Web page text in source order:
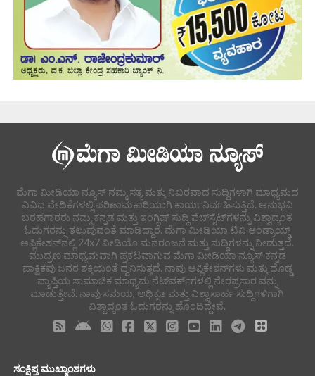
ಮೆಗಾ ಮೀಡಿಯಾ ನ್ಯೂಸ್ ನಮ್ಮ ಸತ್ಯ ಮತ್ತು ನಿಖರವಾದ ಸುದ್ದಿಗಳಾಗಿ ಮಾಧ್ಯಮದ
ವಿವಿಧ ವೇದಿಕೆಗಳಲ್ಲಿ ಪರಿಣಾಮಕಾರಿಯಾಗಿ ಕಾರ್ಯನಿರ್ವಹಿಸುತ್ತಿದೆ. ಅನುಭವಿ
ಬರಹಗಾರರು ನಮ್ಮ ಕನ್ನಡ ಮತ್ತು ಇಂಗ್ಲಿಷ್ ಸುದ್ದಿ ವೆಬ್‌ಸೈಟ್‌ಗಳನ್ನು ವಿಶ್ವಾದ್ಯಂತ
ಓದುಗರನ್ನು ತಲುಪುವಂತೆ ಮಾಡಿದ್ದಾರೆ. ಮೆಗಾ ಮೀಡಿಯಾ ಟಿವಿ ಆಂಡ್ರಾಯ್ಡ್
ಅಪ್ಲಿಕೇಶನ್‌ನಲ್ಲಿ 24x7 ವೀಡಿಯೊ ಮನರಂಜನೆ ಮತ್ತು ಸುದ್ದಿಗಳನ್ನು ನೀಡುತ್ತದೆ.
ಮುದ್ರಣ ಮಾಧ್ಯಮವಾಗಿ ಪ್ರಕಟವಾಗುವ ಮೆಗಾ ಮೀಡಿಯಾ ನ್ಯೂಸ್ ಕನ್ನಡ
ಪಾಕ್ಷಿಕವು ಜನರ ಶಕ್ತಿಯಂತೆ ಧ್ವನಿಸುತ್ತದೆ. ನಾವು ಅಪ್ಲಿಕೇಶನ್‌ಗಳು ಮತ್ತು ದೊಡ್ಡ
ವ್ಯಾಪ್ತಿಯ ಸಾಮಾಜಿಕ ಮಾಧ್ಯಮ ನೆಟ್‌ವರ್ಕ್‌ಗಳಲ್ಲಿ ನೇರಪ್ರಸಾರ ವನ್ನು
ಮಾಡುತ್ತೇವೆ. ನಾವು ಸಮಯ, ಅಧಿಕೃತ ಮತ್ತು ವಿಶ್ವಾಸಾರ್ಹ ಸುದ್ದಿಗಳಿಗಾಗಿ
ವಿಶ್ವಾದ್ಯಂತ ಓದುಗರನ್ನು ಹೊಂದಿದ್ದೇವೆ.
ಸಂಕ್ಷಿಪ್ತ ಮುಖ್ಯಾಂಶಗಳು